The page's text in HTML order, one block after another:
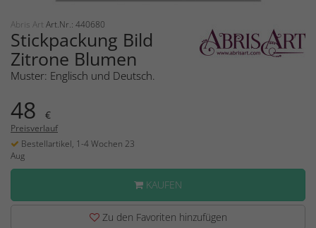
Abris Art Art.Nr.: 440680
Stickpackung Bild
Zitrone Blumen
Muster: Englisch und Deutsch.
48 €
Preisverlauf
Bestellartikel, 1-4 Wochen 23
Aug
KAUFEN
Zu den Favoriten hinzufügen